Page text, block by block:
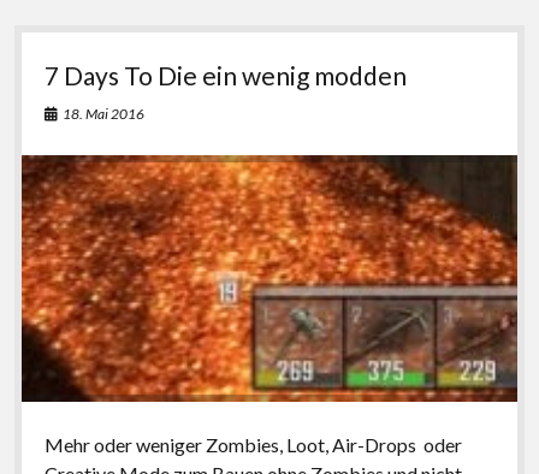
von
installieren
7 Days To Die ein wenig modden
18. Mai 2016
Mehr oder weniger Zombies, Loot, Air-Drops oder